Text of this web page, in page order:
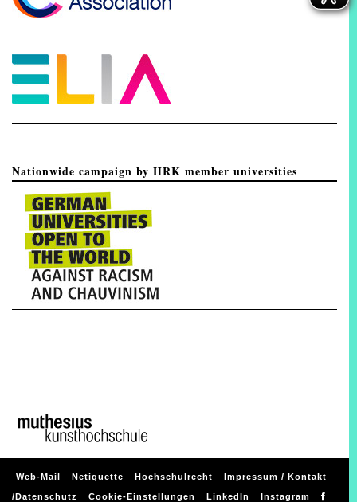
Nationwide campaign by HRK member universities
Web-Mail Netiquette Hochschulrecht Impressum / Kontakt
/Datenschutz Cookie-Einstellungen LinkedIn Instagram